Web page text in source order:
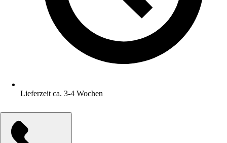
Lieferzeit ca. 3-4 Wochen